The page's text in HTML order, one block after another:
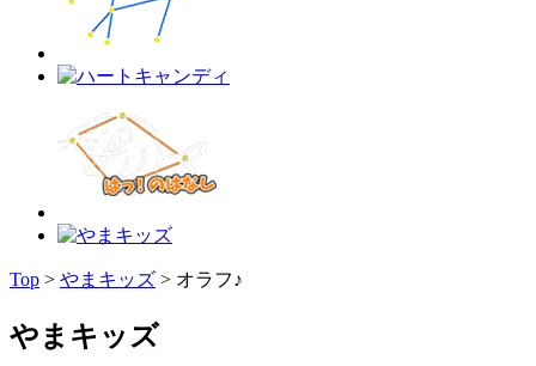
Top > やまキッズ > オラフ♪
やまキッズ